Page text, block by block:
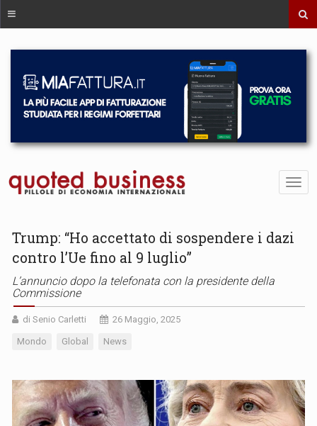
Trump: “Ho accettato di sospendere i dazi
contro l’Ue fino al 9 luglio”
L’annuncio dopo la telefonata con la presidente della
Commissione
di Senio Carletti 26 Maggio, 2025
Mondo Global News